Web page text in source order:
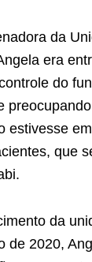
da
era
do
estivesse
que
da
de 2020,